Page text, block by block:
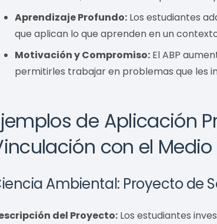
Aprendizaje Profundo: Los estudiantes
que aplican lo que aprenden en un
Motivación y Compromiso: El ABP
permitirles trabajar en problemas que les
de Aplicación
con el Medio
Ambiental: Proyecto de
del Proyecto: Los estudiantes